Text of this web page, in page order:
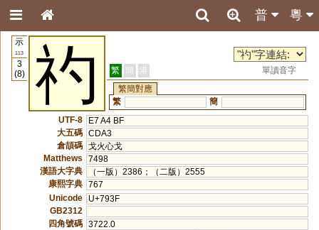
粵
普
示
113
3
(8)
礿 繁 簡 港
單讀音字
繁簡對應
繁
簡
UTF-8
E7 A4 BF
大五碼 CDA3
倉頡碼 戈火心戈
Matthews
7498
漢語大字典
（一版）2386；（二版）2555
康熙字典 767
Unicode
U+793F
GB2312
四角號碼 3722.0